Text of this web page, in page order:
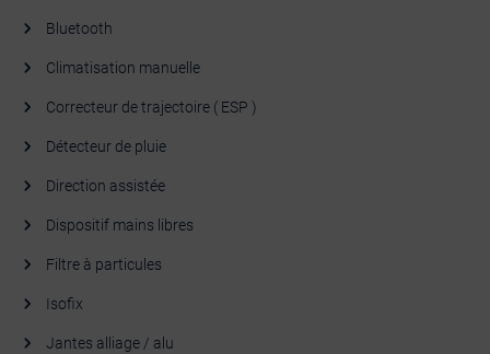
Bluetooth
Climatisation manuelle
Correcteur de trajectoire ( ESP )
Détecteur de pluie
Direction assistée
Dispositif mains libres
Filtre à particules
Isofix
Jantes alliage / alu